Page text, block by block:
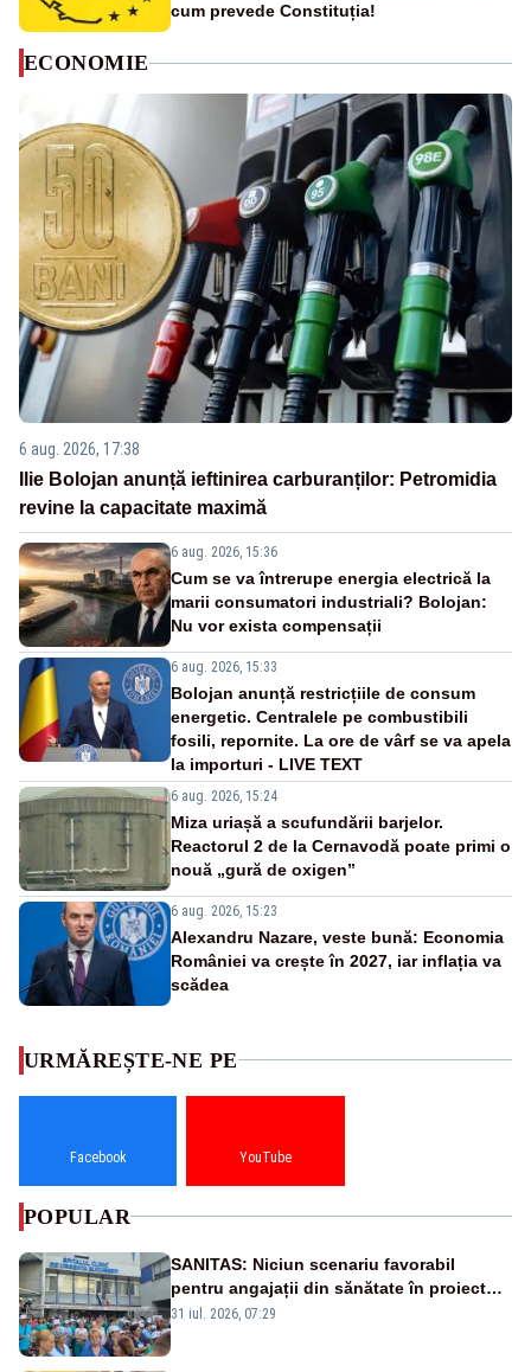
cum prevede Constituția!
ECONOMIE
6 aug. 2026, 17:38
Ilie Bolojan anunță ieftinirea carburanților: Petromidia
revine la capacitate maximă
6 aug. 2026, 15:36
Cum se va întrerupe energia electrică la
marii consumatori industriali? Bolojan:
Nu vor exista compensații
6 aug. 2026, 15:33
Bolojan anunță restricțiile de consum
energetic. Centralele pe combustibili
fosili, repornite. La ore de vârf se va apela
la importuri - LIVE TEXT
6 aug. 2026, 15:24
Miza uriașă a scufundării barjelor.
Reactorul 2 de la Cernavodă poate primi o
nouă „gură de oxigen”
6 aug. 2026, 15:23
Alexandru Nazare, veste bună: Economia
României va crește în 2027, iar inflația va
scădea
URMĂREȘTE-NE PE
Facebook YouTube
POPULAR
SANITAS: Niciun scenariu favorabil
pentru angajații din sănătate în proiectul
Legii salarizării
31 iul. 2026, 07:29